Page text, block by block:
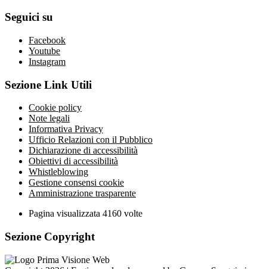
Seguici su
Facebook
Youtube
Instagram
Sezione Link Utili
Cookie policy
Note legali
Informativa Privacy
Ufficio Relazioni con il Pubblico
Dichiarazione di accessibilità
Obiettivi di accessibilità
Whistleblowing
Gestione consensi cookie
Amministrazione trasparente
Pagina visualizzata 4160 volte
Sezione Copyright